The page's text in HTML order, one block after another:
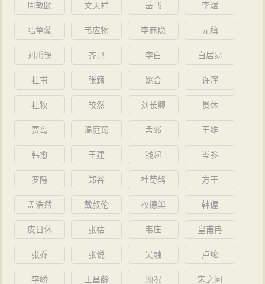
周敦颐 文天祥 岳飞 李煜
陆龟蒙 韦应物 李商隐 元稹
刘禹锡 齐己 李白 白居易
杜甫 张籍 姚合 许浑
杜牧 皎然 刘长卿 贯休
贾岛 温庭筠 孟郊 王维
韩愈 王建 钱起 岑参
罗隐 郑谷 杜荀鹤 方干
孟浩然 戴叔伦 权德舆 韩偓
皮日休 张祜 韦庄 皇甫冉
张乔 张说 吴融 卢纶
李峤 王昌龄 顾况 宋之问